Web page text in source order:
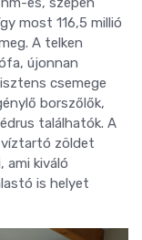
most 116,5 millió
A telken
újonnan
csemege
borszőlők,
találhatók. A
víztartó zöldet
ami kiváló
is helyet